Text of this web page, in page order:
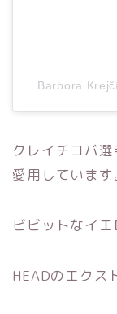
Barbora
クレイチコバ
愛用しています
ビビットなイ
HEADのエクス